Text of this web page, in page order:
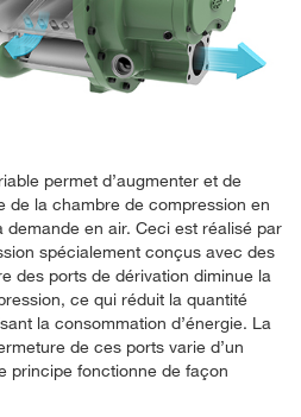
permet d’augmenter et de
de la chambre de compression en
en air. Ceci est réalisé par
spécialement conçus avec des
des ports de dérivation diminue la
ce qui réduit la quantité
la consommation d’énergie. La
de ces ports varie d’un
principe fonctionne de façon